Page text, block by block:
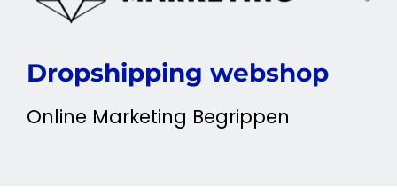
Dropshipping webshop
Online Marketing Begrippen